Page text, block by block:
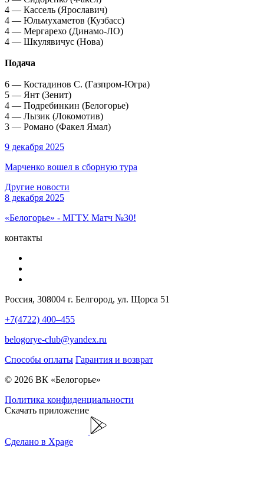
4 — Кассель (Ярославич)
4 — Юльмухаметов (Кузбасс)
4 — Мергарехо (Динамо-ЛО)
4 — Шкулявичус (Нова)
Подача
6 — Костадинов С. (Газпром-Югра)
5 — Янт (Зенит)
4 — Подребинкин (Белогорье)
4 — Лызик (Локомотив)
3 — Романо (Факел Ямал)
9 декабря 2025
Марченко вошел в сборную тура
Другие новости
8 декабря 2025
«Белогорье» - МГТУ. Матч №30!
контакты
Россия, 308004 г. Белгород, ул. Щорса 51
+7(4722) 400–455
belogorye-club@yandex.ru
Способы оплаты Гарантия и возврат
© 2026 ВК «Белогорье»
Политика конфиденциальности
Скачать приложение
Сделано в Xpage